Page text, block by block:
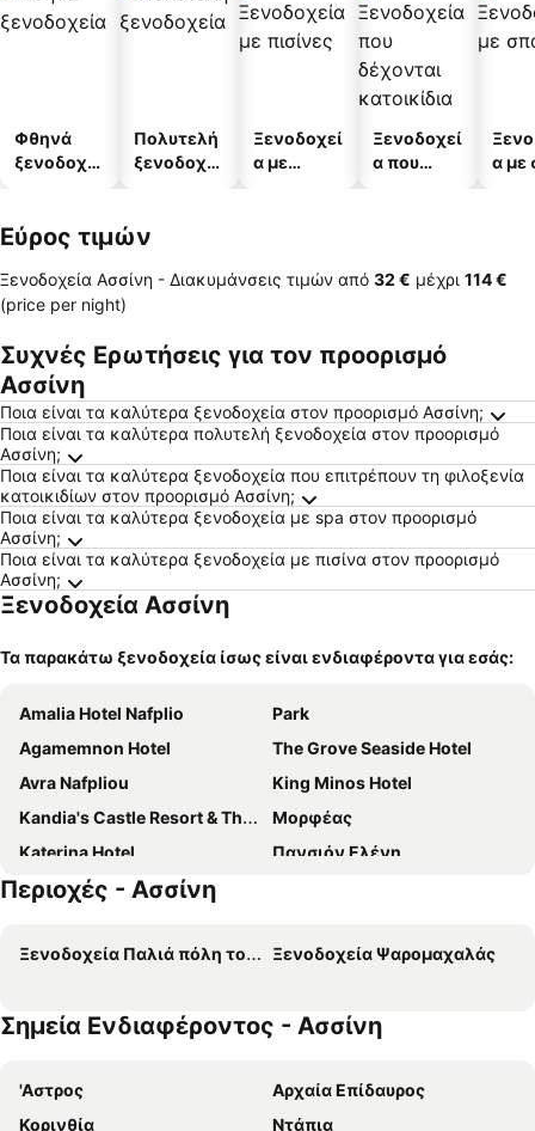
Φθηνά
ξενοδοχεί
Πολυτελή
ξενοδοχεί
Ξενοδοχεί
α με
Ξενοδοχεί
α που
α με
Εύρος τιμών
Ξενοδοχεία Ασσίνη - Διακυμάνσεις τιμών από ‎32 € μέχρι ‎114 €
(price per night)
Συχνές Ερωτήσεις για τον προορισμό
Ασσίνη
Ποια είναι τα καλύτερα ξενοδοχεία στον προορισμό Ασσίνη;
Ποια είναι τα καλύτερα πολυτελή ξενοδοχεία στον προορισμό
Ασσίνη;
Ποια είναι τα καλύτερα ξενοδοχεία που επιτρέπουν τη φιλοξενία
κατοικιδίων στον προορισμό Ασσίνη;
Ποια είναι τα καλύτερα ξενοδοχεία με spa στον προορισμό
Ασσίνη;
Ποια είναι τα καλύτερα ξενοδοχεία με πισίνα στον προορισμό
Ασσίνη;
Ξενοδοχεία Ασσίνη
Τα παρακάτω ξενοδοχεία ίσως είναι ενδιαφέροντα για εσάς:
Amalia Hotel Nafplio
Park
Agamemnon Hotel
The Grove Seaside Hotel
Avra Nafpliou
King Minos Hotel
Kandia's Castle Resort & Thalasso
Μορφέας
Katerina Hotel
Πανσιόν Ελένη
Amphitryon Hotel
Ο Ξενώνας των Μύλων
Hotel Vasilis
Rex
Αγρόκτημα Ελιά
Athena hotel
Ilion Hotel
Περιοχές - Ασσίνη
Ξενοδοχεία Παλιά πόλη του Ναυπλίου Ξενοδοχεία Ψαρομαχαλάς
Σημεία Ενδιαφέροντος - Ασσίνη
'Αστρος
Αρχαία Επίδαυρος
Κορινθία
Ντάπια